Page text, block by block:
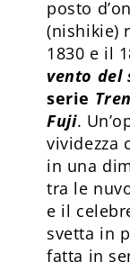
posto
(nishikie)
1830 e il
vento del
serie
Fuji.
vividezza
in una
tra le
e il
svetta in
fatta in